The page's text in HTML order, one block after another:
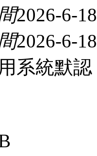
2026-6-
2026-6-
系統默認